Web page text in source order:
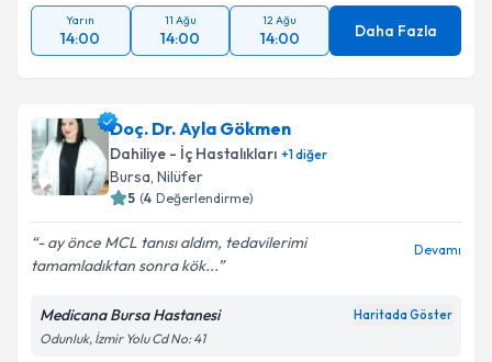
Yarın
14:00
11 Ağu
14:00
12 Ağu
14:00 Daha Fazla
Doç. Dr. Ayla Gökmen
Dahiliye - İç Hastalıkları +1diğer
Bursa, Nilüfer
5 (4 Değerlendirme)
- ay önce MCL tanısı aldım, tedavilerimi
tamamladıktan sonra kök...
Devamı
Medicana Bursa Hastanesi Haritada Göster
Odunluk, İzmir Yolu Cd No: 41